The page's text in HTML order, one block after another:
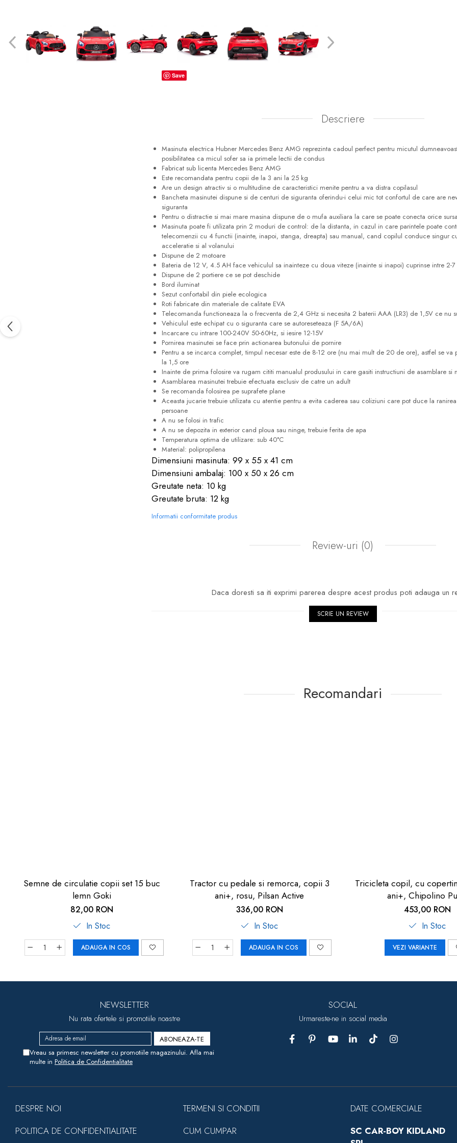
Produse îngrijire copii
Igiena copii
Save
Descriere
Masinuta electrica Hubner Mercedes Benz AMG reprezinta cadoul perfect pentru micutul
posibilitatea ca micul sofer sa ia primele lectii de condus
Fabricat sub licenta Mercedes Benz AMG
Este recomandata pentru copii de la 3 ani la 25 kg
Are un design atractiv si o multitudine de caracteristici menite pentru a va distra copilasul
Bancheta masinutei dispune si de centuri de siguranta oferindu-i celui mic tot confortul de care are
siguranta
Pentru o distractie si mai mare masina dispune de o mufa auxiliara la care se poate conecta orice
Masinuta poate fi utilizata prin 2 moduri de control: de la distanta, in cazul in care parintele poate
telecomenzii cu 4 functii (inainte, inapoi, stanga, dreapta) sau manual, cand copilul conduce singur
acceleratie si al volanului
Dispune de 2 motoare
Bateria de 12 V, 4.5 AH face vehiculul sa inainteze cu doua viteze (inainte si inapoi) cuprinse intre 2-
Dispune de 2 portiere ce se pot deschide
Bord iluminat
Sezut confortabil din piele ecologica
Roti fabricate din materiale de calitate EVA
Telecomanda functioneaza la o frecventa de 2,4 GHz si necesita 2 baterii AAA (LR3) de 1,5V ce nu
Vehiculul este echipat cu o siguranta care se autoreseteaza (F 5A/6A)
Incarcare cu intrare 100-240V 50-60Hz, si iesire 12-15V
Pornirea masinutei se face prin actionarea butonului de pornire
Pentru a se incarca complet, timpul necesar este de 8-12 ore (nu mai mult de 20 de ore), astfel se va
la 1,5 ore
Inainte de prima folosire va rugam cititi manualul produsului in care gasiti instructiuni de asamblare si
Asamblarea masinutei trebuie efectuata exclusiv de catre un adult
Se recomanda folosirea pe suprafete plane
Aceasta jucarie trebuie utilizata cu atentie pentru a evita caderea sau coliziuni care pot duce la
persoane
A nu se folosi in trafic
A nu se depozita in exterior cand ploua sau ninge, trebuie ferita de apa
Temperatura optima de utilizare: sub 40°C
Material: polipropilena
Dimensiuni masinuta: 99 x 55 x 41 cm
Dimensiuni ambalaj: 100 x 50 x 26 cm
Greutate neta: 10 kg
Greutate bruta: 12 kg
Informatii conformitate produs
Review-uri (0)
Daca doresti sa iti exprimi parerea despre acest produs poti adauga un
SCRIE UN REVIEW
Recomandari
Semne de circulatie copii set 15 buc
lemn Goki
82,00 RON
In Stoc
ADAUGA IN COS
Tractor cu pedale si remorca, copii 3
ani+, rosu, Pilsan Active
336,00 RON
In Stoc
ADAUGA IN COS
Tricicleta copil, cu
ani+, Chipolino
453,00 RON
In Stoc
VEZI VARIANTE
NEWSLETTER
Nu rata ofertele si promotiile noastre
Vreau sa primesc newsletter cu promotiile magazinului. Afla mai
multe in Politica de Confidentialitate
SOCIAL
Urmareste-ne in social media
DESPRE NOI
POLITICA DE CONFIDENTIALITATE
TERMENI SI CONDITII
CUM CUMPAR
DATE COMERCIALE
SC CAR-BOY KIDLAND